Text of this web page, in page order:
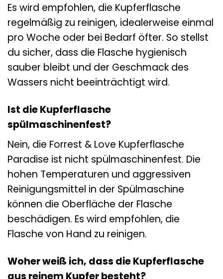
Es wird empfohlen, die Kupferflasche
regelmäßig zu reinigen, idealerweise einmal
pro Woche oder bei Bedarf öfter. So stellst
du sicher, dass die Flasche hygienisch
sauber bleibt und der Geschmack des
Wassers nicht beeinträchtigt wird.
Ist die Kupferflasche
spülmaschinenfest?
Nein, die Forrest & Love Kupferflasche
Paradise ist nicht spülmaschinenfest. Die
hohen Temperaturen und aggressiven
Reinigungsmittel in der Spülmaschine
können die Oberfläche der Flasche
beschädigen. Es wird empfohlen, die
Flasche von Hand zu reinigen.
Woher weiß ich, dass die Kupferflasche
aus reinem Kupfer besteht?